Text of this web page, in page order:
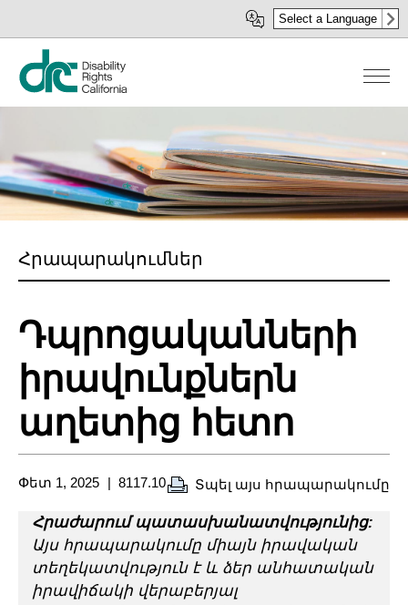
to
content
Select a Language
Հրապարակումներ
Դպրոցականների
իրավունքներն
աղետից հետո
Փետ 1, 2025 8117.10 Տպել այս հրապարակումը
Հրաժարում պատասխանատվությունից:
Այս հրապարակումը միայն իրավական
տեղեկատվություն է և ձեր անհատական
իրավիճակի վերաբերյալ